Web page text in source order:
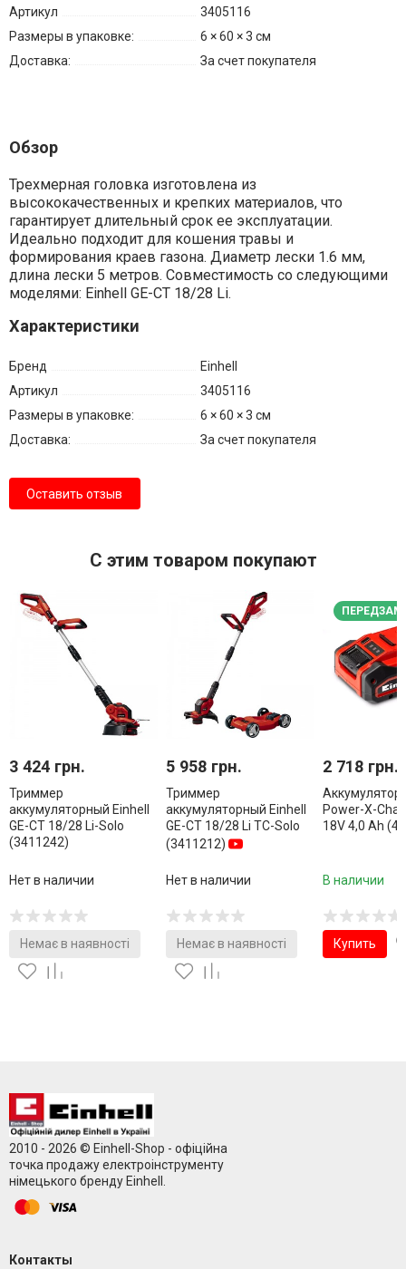
Артикул
3405116
Размеры в упаковке:
6 × 60 × 3 см
Доставка:
За счет покупателя
Обзор
Трехмерная головка изготовлена из
высококачественных и крепких материалов, что
гарантирует длительный срок ее эксплуатации.
Идеально подходит для кошения травы и
формирования краев газона. Диаметр лески 1.6 мм,
длина лески 5 метров. Совместимость со следующими
моделями: Einhell GE-CT 18/28 Li.
Характеристики
Бренд
Einhell
Артикул
3405116
Размеры в упаковке:
6 × 60 × 3 см
Доставка:
За счет покупателя
Оставить отзыв
С этим товаром покупают
3 424 грн.
Триммер
аккумуляторный Einhell
GE-CT 18/28 Li-Solo
(3411242)
Нет в наличии
Немає в наявності
5 958 грн.
Триммер
аккумуляторный Einhell
GE-CT 18/28 Li TC-Solo
(3411212)
Нет в наличии
Немає в наявності
2 718 грн.
Аккумулятор
Power-X-
18V 4,0 Ah
В наличии
Купить
2010 - 2026 © Einhell-Shop - офіційна
точка продажу електроінструменту
німецького бренду Einhell.
Контакты